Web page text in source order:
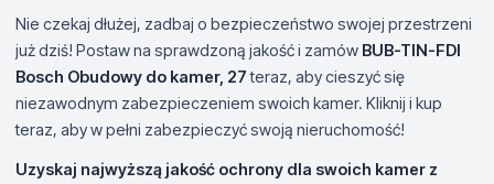
Nie czekaj dłużej, zadbaj o bezpieczeństwo swojej przestrzeni
już dziś! Postaw na sprawdzoną jakość i zamów BUB-TIN-FDI
Bosch Obudowy do kamer, 27teraz, aby cieszyć się
niezawodnym zabezpieczeniem swoich kamer. Kliknij i kup
teraz, aby w pełni zabezpieczyć swoją nieruchomość!
Uzyskaj najwyższą jakość ochrony dla swoich kamer z